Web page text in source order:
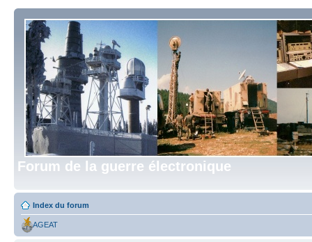
Forum de la guerre électronique
Index du forum
AGEAT